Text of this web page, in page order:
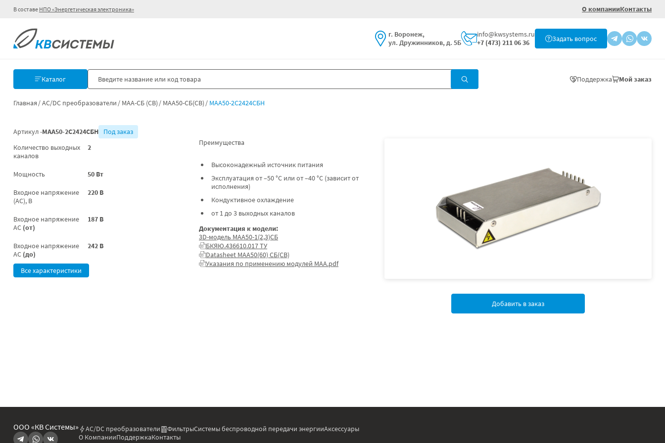
В составе НПО «Энергетическая электроника» О компанииКонтакты
г. Воронеж,
ул. Дружинников, д. 5Б
info@kwsystems.ru
+7 (473) 211 06 36
Задать вопрос
Каталог Поддержка Мой заказ
Главная AC/DC преобразователи МАА-СБ (СВ) МАА50-СБ(СВ) МАА50-2С2424СБН
Артикул -МАА50-2С2424СБН
Под заказ
Количество выходных
каналов
2
Мощность 50 Вт
Входное напряжение
(AC), В
220 В
Входное напряжение
AC (от)
187 В
Входное напряжение
AC (до)
242 В
Все характеристики
Преимущества
Высоконадежный источник питания
Эксплуатация от –50 °C или от –40 °C (зависит от
исполнения)
Кондуктивное охлаждение
от 1 до 3 выходных каналов
Документация к модели:
3D-модель МАА50-1(2,3)СБ
БКЯЮ.436610.017 ТУ
Datasheet МАА50(60) СБ(СВ)
Указания по применению модулей МАА.pdf
Добавить в заказ
ООО «КВ Системы» AC/DC преобразователи ФильтрыСистемы беспроводной передачи энергииАксессуары
О КомпанииПоддержкаКонтакты